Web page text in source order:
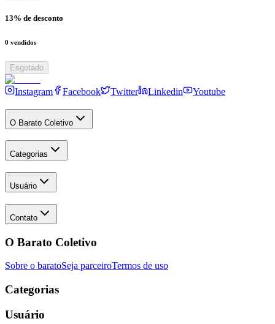
13% de desconto
0 vendidos
Esgotado
Instagram Facebook Twitter Linkedin Youtube
O Barato Coletivo
Categorias
Usuário
Contato
O Barato Coletivo
Sobre o baratoSeja parceiroTermos de uso
Categorias
Usuário